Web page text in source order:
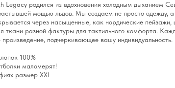
Legacy родился из вдохновения холодным дыханием
мощью льдов. Мы создаем не просто одежду,
через насыщенные, как нордические пейзажи,
ткани разной фактуры для тактильного комфорта.
произведение, подчеркивающее вашу индивидуальность.
100%
маломерят!
размер XXL